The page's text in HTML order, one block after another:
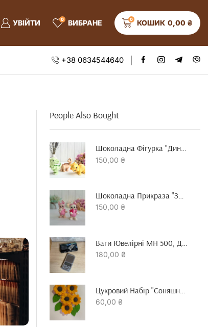
УВІЙТИ 0 ВИБРАНЕ 0 КОШИК 0,00 ₴
+38 0634544640
People Also Bought
Шоколадна Фігурка "динозавр"
150,00 ₴
Шоколадна Прикраза "зайчик З Серцем"
150,00 ₴
180,00 ₴
60,00 ₴